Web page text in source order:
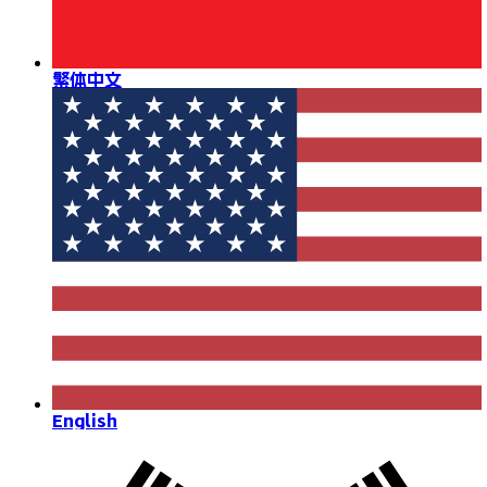
繁体中文
English